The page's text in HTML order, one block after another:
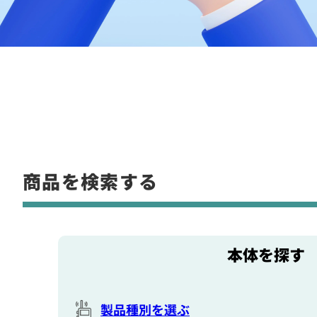
商品を検索する
本体を探す
製品種別を選ぶ